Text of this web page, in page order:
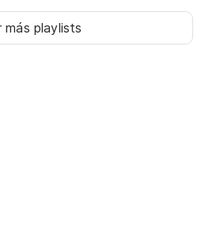
más playlists